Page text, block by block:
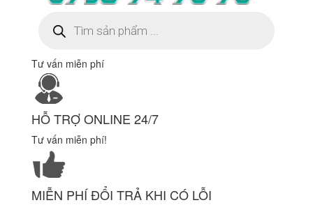
kiếm
sản
Tư vấn miễn phí
HỖ TRỢ ONLINE 24/7
Tư vấn miễn phí!
MIỄN PHÍ ĐỔI TRẢ KHI CÓ LỖI